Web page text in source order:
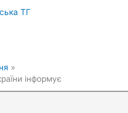
інформує